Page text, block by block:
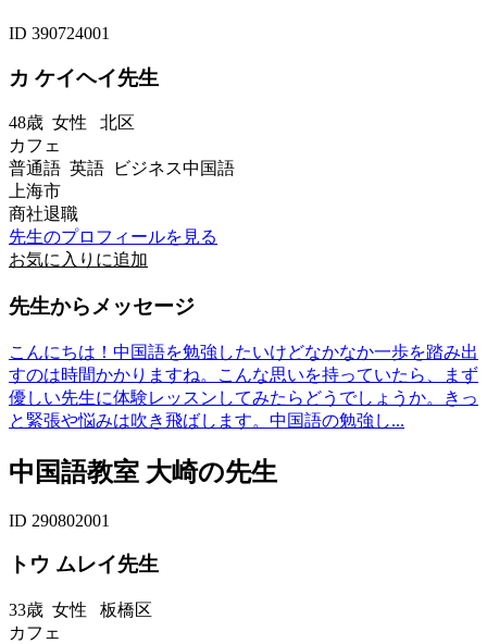
ID 390724001
カ ケイヘイ先生
48歳 女性 北区
カフェ
普通語 英語 ビジネス中国語
上海市
商社退職
先生のプロフィールを見る
お気に入りに追加
先生からメッセージ
こんにちは！中国語を勉強したいけどなかなか一歩を踏み出
すのは時間かかりますね。こんな思いを持っていたら、まず
優しい先生に体験レッスンしてみたらどうでしょうか。きっ
と緊張や悩みは吹き飛ばします。中国語の勉強し...
中国語教室 大崎の先生
ID 290802001
トウ ムレイ先生
33歳 女性 板橋区
カフェ